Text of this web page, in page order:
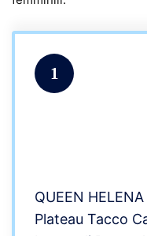
1
QUEEN
Plateau Tacco